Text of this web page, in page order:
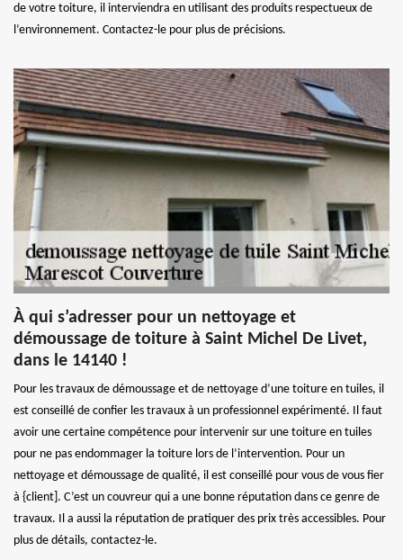
de votre toiture, il interviendra en utilisant des produits respectueux de
l’environnement. Contactez-le pour plus de précisions.
À qui s’adresser pour un nettoyage et
démoussage de toiture à Saint Michel De Livet,
dans le 14140 !
Pour les travaux de démoussage et de nettoyage d’une toiture en tuiles, il
est conseillé de confier les travaux à un professionnel expérimenté. Il faut
avoir une certaine compétence pour intervenir sur une toiture en tuiles
pour ne pas endommager la toiture lors de l’intervention. Pour un
nettoyage et démoussage de qualité, il est conseillé pour vous de vous fier
à {client]. C’est un couvreur qui a une bonne réputation dans ce genre de
travaux. Il a aussi la réputation de pratiquer des prix très accessibles. Pour
plus de détails, contactez-le.